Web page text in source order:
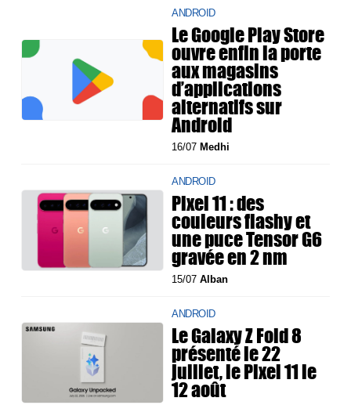
ANDROID
Le Google Play Store
ouvre enfin la porte
aux magasins
d’applications
alternatifs sur
Android
16/07 Medhi
ANDROID
Pixel 11 : des
couleurs flashy et
une puce Tensor G6
gravée en 2 nm
15/07Alban
ANDROID
Le Galaxy Z Fold 8
présenté le 22
juillet, le Pixel 11 le
12 août